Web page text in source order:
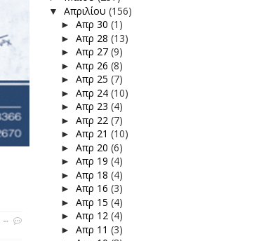
▼ Απριλίου (156)
► Απρ 30 (1)
► Απρ 28 (13)
► Απρ 27 (9)
► Απρ 26 (8)
► Απρ 25 (7)
► Απρ 24 (10)
► Απρ 23 (4)
► Απρ 22 (7)
► Απρ 21 (10)
► Απρ 20 (6)
► Απρ 19 (4)
► Απρ 18 (4)
► Απρ 16 (3)
► Απρ 15 (4)
► Απρ 12 (4)
► Απρ 11 (3)